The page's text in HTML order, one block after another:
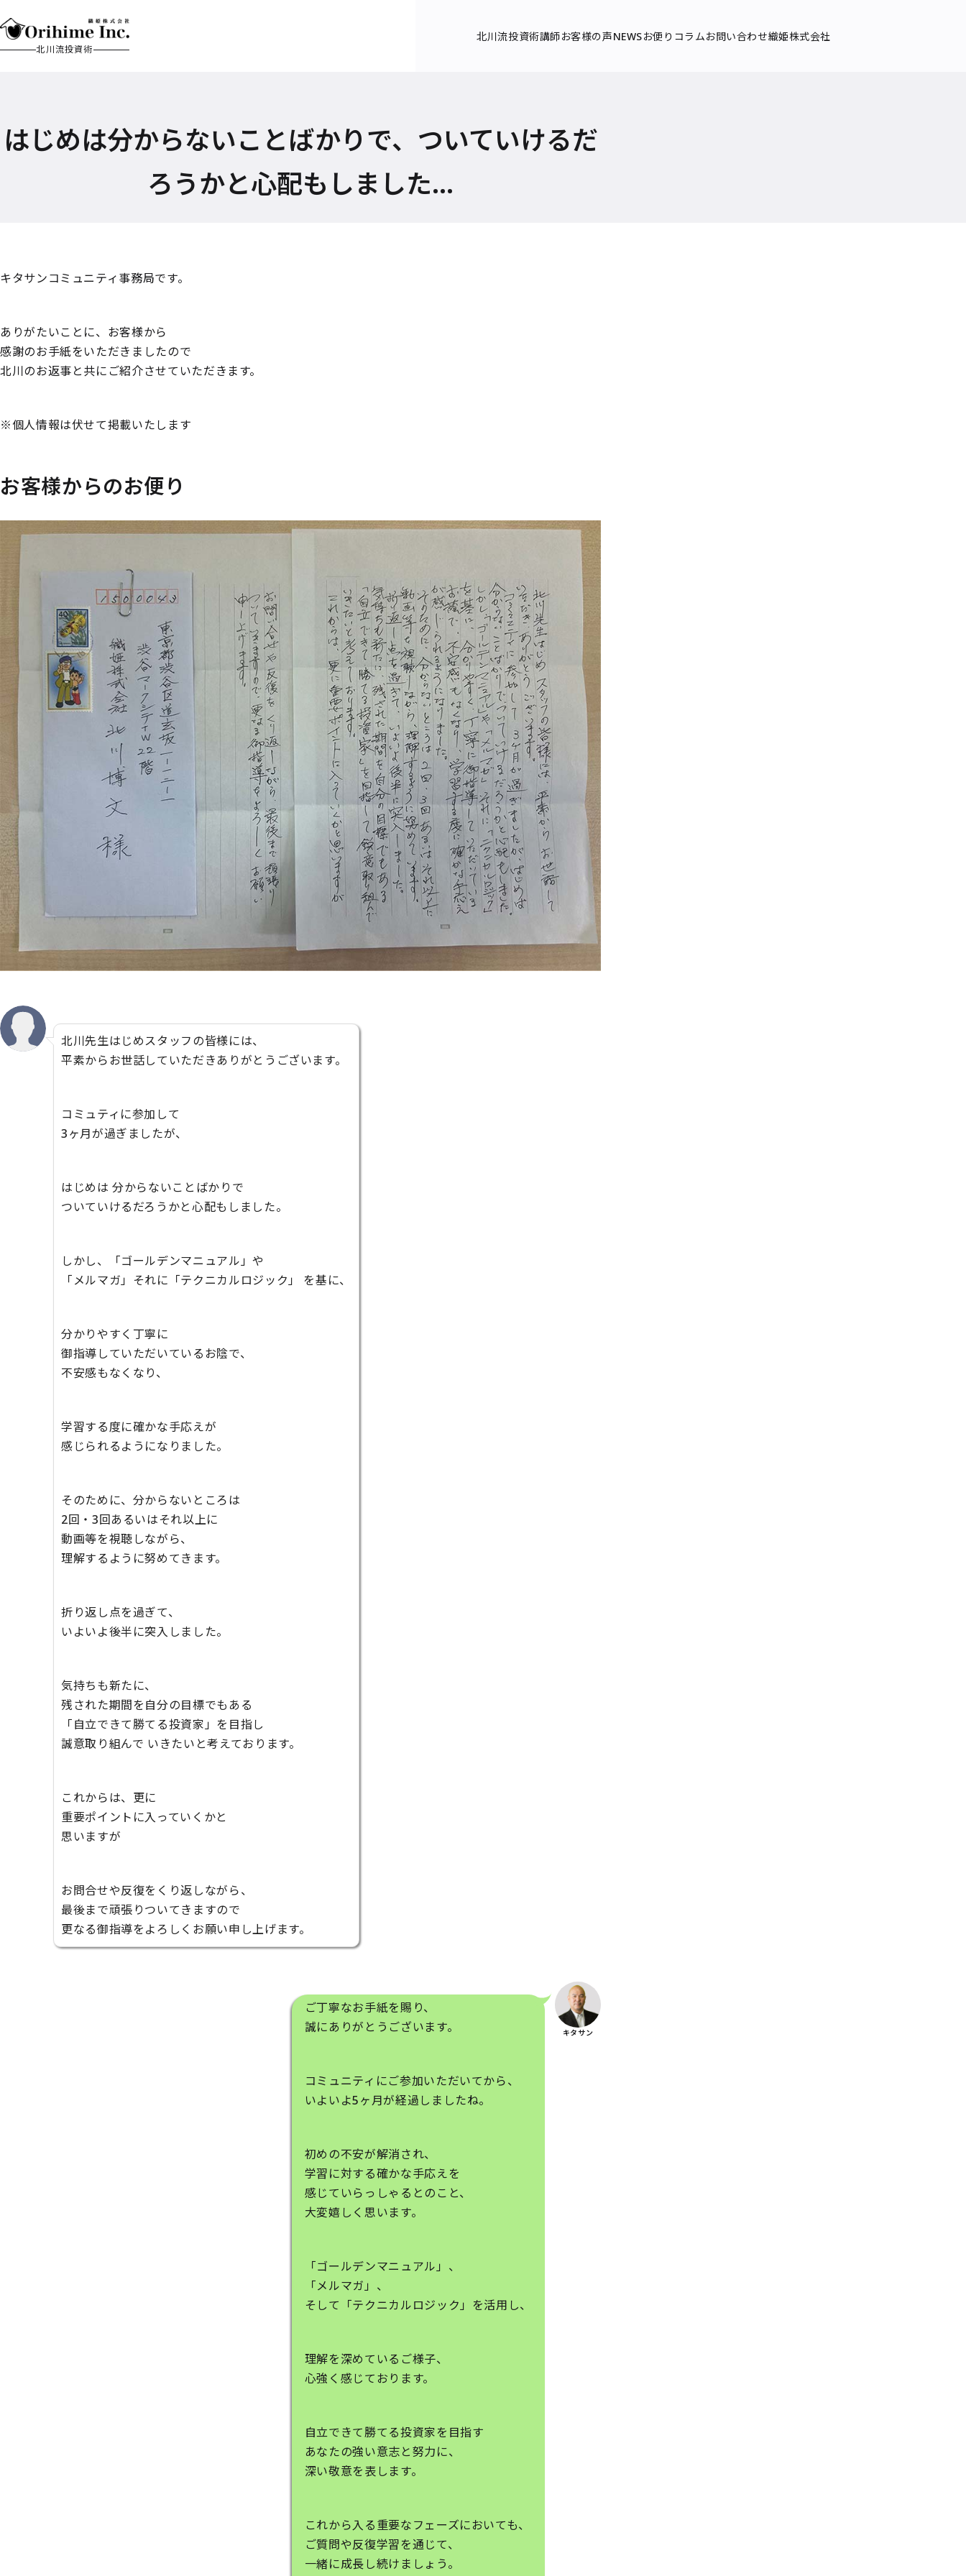
北川流投資術
北川流投資術講師お客様の声NEWSお便り コラムお問い合わせ織姫株式会社
はじめは分からないことばかりで、ついていけるだ
ろうかと心配もしました…
キタサンコミュニティ事務局です。
ありがたいことに、お客様から
感謝のお手紙をいただきましたので
北川のお返事と共にご紹介させていただきます。
※個人情報は伏せて掲載いたします
お客様からのお便り
北川先生はじめスタッフの皆様には、
平素からお世話していただきありがとうございます。
コミュティに参加して
3ヶ月が過ぎましたが、
はじめは 分からないことばかりで
ついていけるだろうかと心配もしました。
しかし、「ゴールデンマニュアル」や
「メルマガ」それに「テクニカルロジック」 を基に、
分かりやすく丁寧に
御指導していただいているお陰で、
不安感もなくなり、
学習する度に確かな手応えが
感じられるようになりました。
そのために、分からないところは
2回・3回あるいはそれ以上に
動画等を視聴しながら、
理解するように努めてきます。
折り返し点を過ぎて、
いよいよ後半に突入しました。
気持ちも新たに、
残された期間を自分の目標でもある
「自立できて勝てる投資家」を目指し
誠意取り組んで いきたいと考えております。
これからは、更に
重要ポイントに入っていくかと
思いますが
お問合せや反復をくり返しながら、
最後まで頑張りついてきますので
更なる御指導をよろしくお願い申し上げます。
ご丁寧なお手紙を賜り、
誠にありがとうございます。
コミュニティにご参加いただいてから、
いよいよ5ヶ月が経過しましたね。
初めの不安が解消され、
学習に対する確かな手応えを
感じていらっしゃるとのこと、
大変嬉しく思います。
「ゴールデンマニュアル」、
「メルマガ」、
そして「テクニカルロジック」を活用し、
理解を深めているご様子、
心強く感じております。
自立できて勝てる投資家を目指す
あなたの強い意志と努力に、
深い敬意を表します。
これから入る重要なフェーズにおいても、
ご質問や反復学習を通じて、
一緒に成長し続けましょう。
キタサン